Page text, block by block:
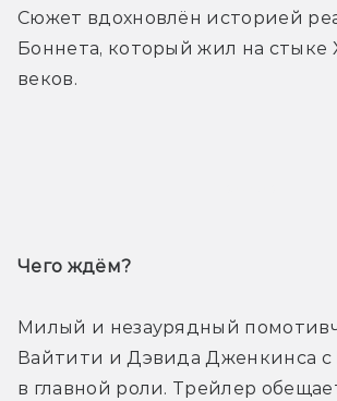
Сюжет вдохновлён историей
Боннета, который жил на стыке
веков.
Чего ждём?
Милый и незаурядный
Вайтити и Дэвида Дженкинса
в главной роли. Трейлер